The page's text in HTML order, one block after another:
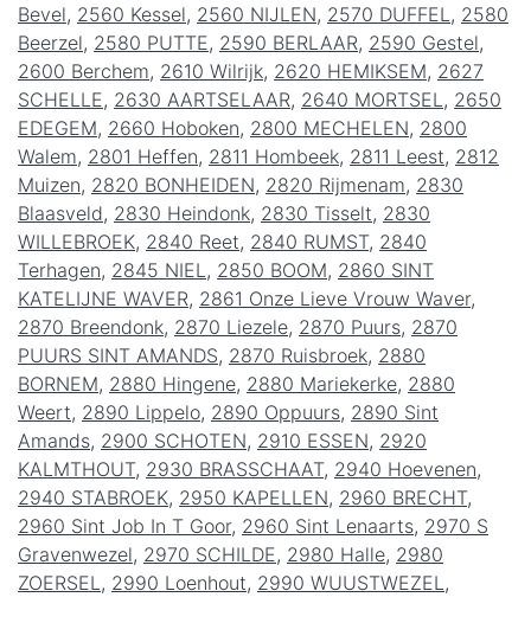
Bevel, 2560 Kessel, 2560 NIJLEN, 2570 DUFFEL , 2580
Beerzel, 2580 PUTTE, 2590 BERLAAR, 2590 Gestel,
2600 Berchem, 2610 Wilrijk, 2620 HEMIKSEM, 2627
SCHELLE, 2630 AARTSELAAR, 2640 MORTSEL , 2650
EDEGEM, 2660 Hoboken, 2800 MECHELEN, 2800
Walem, 2801 Heffen, 2811 Hombeek, 2811 Leest, 2812
Muizen, 2820 BONHEIDEN, 2820 Rijmenam, 2830
Blaasveld, 2830 Heindonk, 2830 Tisselt, 2830
WILLEBROEK, 2840 Reet, 2840 RUMST, 2840
Terhagen, 2845 NIEL , 2850 BOOM, 2860 SINT
KATELIJNE WAVER, 2861 Onze Lieve Vrouw Waver,
2870 Breendonk, 2870 Liezele, 2870 Puurs, 2870
PUURS SINT AMANDS, 2870 Ruisbroek, 2880
BORNEM, 2880 Hingene, 2880 Mariekerke, 2880
Weert, 2890 Lippelo, 2890 Oppuurs, 2890 Sint
Amands, 2900 SCHOTEN, 2910 ESSEN, 2920
KALMTHOUT, 2930 BRASSCHAAT, 2940 Hoevenen,
2940 STABROEK, 2950 KAPELLEN, 2960 BRECHT,
2960 Sint Job In T Goor, 2960 Sint Lenaarts, 2970 S
Gravenwezel, 2970 SCHILDE, 2980 Halle, 2980
ZOERSEL , 2990 Loenhout, 2990 WUUSTWEZEL ,